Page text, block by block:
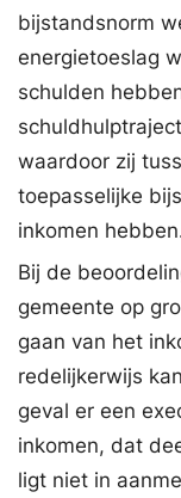
bijstandsnorm
energietoeslag
schulden
waardoor zij
toepasselijke
inkomen
Bij de
gemeente op
gaan van het
redelijkerwijs
geval er een
inkomen, dat
ligt niet in